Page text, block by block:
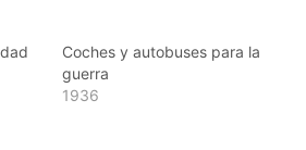
Coches y autobuses para la
guerra
1936